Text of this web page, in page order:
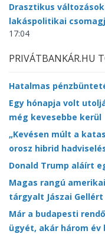
Drasztikus
lakáspolitikai
17:04
PRIVÁTBANKÁR.HU
Hatalmas
Egy hónapja volt
még kevesebbe kerül
„Kevésen múlt a
orosz hibrid
Donald Trump aláírt
Magas rangú
tárgyalt Jászai Gellért
Már a budapesti
ügyét, akár három